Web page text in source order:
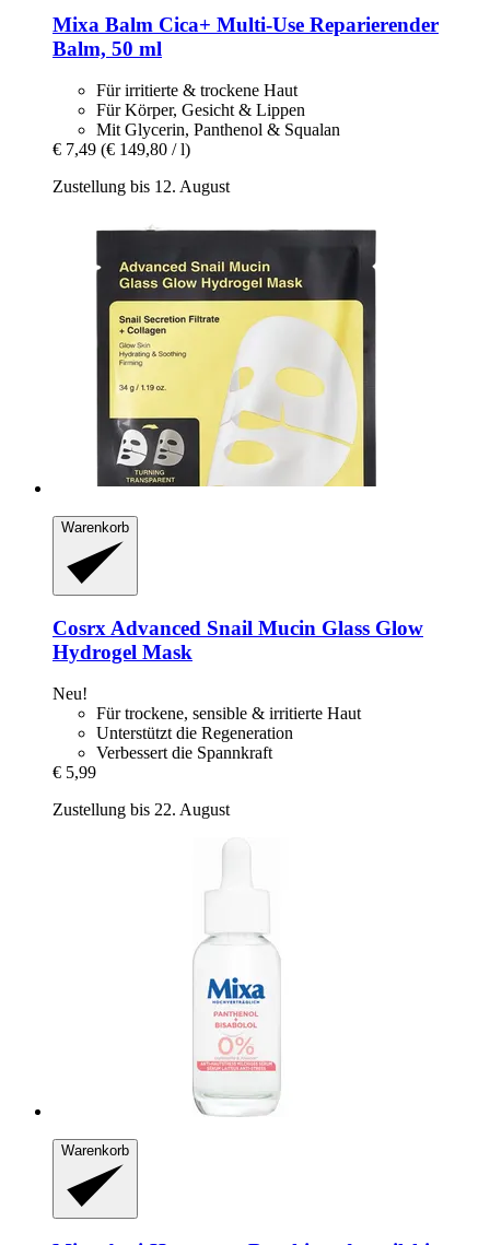
Mixa Balm Cica+ Multi-​Use Reparierender
Balm, 50 ml
Für irritierte & trockene Haut
Für Körper, Gesicht & Lippen
Mit Glycerin, Panthenol & Squalan
€ 7,49 (€ 149,80 / l)
Zustellung bis 12. August
Warenkorb
Cosrx Advanced Snail Mucin Glass Glow
Hydrogel Mask
Neu!
Für trockene, sensible & irritierte Haut
Unterstützt die Regeneration
Verbessert die Spannkraft
€ 5,99
Zustellung bis 22. August
Warenkorb